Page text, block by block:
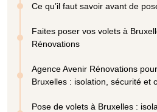
Ce qu’il faut savoir avant de
Faites poser vos volets à
Rénovations
Agence Avenir Rénovations
Bruxelles : isolation, sécurité et
Pose de volets à Bruxelles :